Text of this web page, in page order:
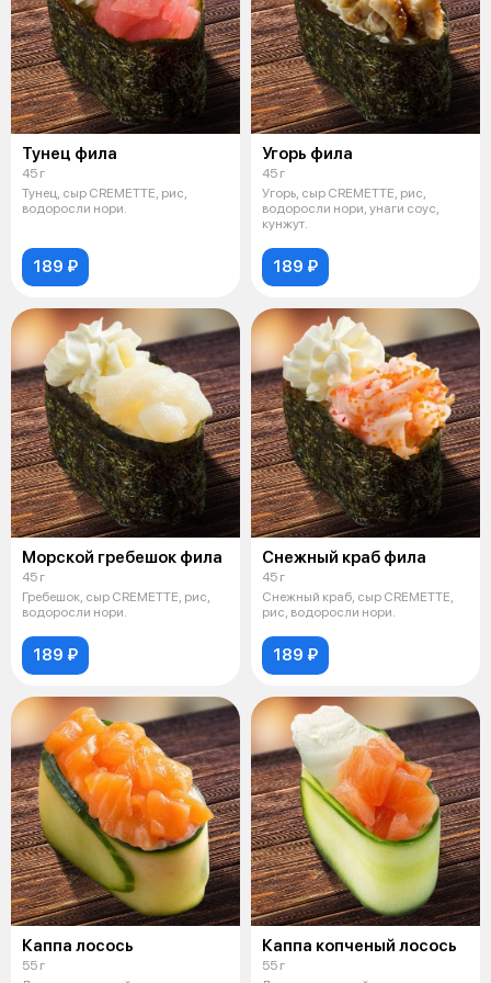
Тунец фила
45 г
Тунец, сыр CREMETTE, рис,
водоросли нори.
189 ₽
Угорь фила
45 г
Угорь, сыр CREMETTE, рис,
водоросли нори, унаги соус,
кунжут.
189 ₽
Морской гребешок фила
45 г
Гребешок, сыр CREMETTE, рис,
водоросли нори.
189 ₽
Снежный краб фила
45 г
Снежный краб, сыр CREMETTE,
рис, водоросли нори.
189 ₽
Каппа лосось
55 г
Каппа копченый лосось
55 г